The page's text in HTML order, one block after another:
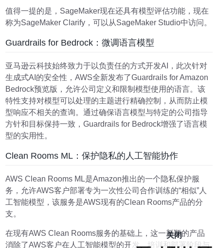
值得一提的是，SageMaker现在还具有模型评估功能，现在
称为SageMaker Clarify，可以从SageMaker Studio中访问。
Guardrails for Bedrock：微调语言模型
亚马逊云科技始终致力于以负责任的方式开发AI，此次针对
生成式AI的安全性，AWS全新发布了Guardrails for Amazon
Bedrock预览版，允许公司定义和限制模型使用的语言。该
特性支持对模型可以处理的主题进行精确控制，从而防止模
型响应不相关的查询。通过确保语言模型与特定的公司指导
方针和目标保持一致，Guardrails for Bedrock增强了语言模
型的实用性。
Clean Rooms ML：保护隐私的人工智能协作
AWS Clean Rooms ML是Amazon推出的一个隐私保护服
务，允许AWS客户部署专为一次性公司合作训练的“相似”人
工智能模型，该服务是AWS现有的Clean Rooms产品的分
支。
在现有AWS Clean Rooms服务的基础上，这一新颖的产品
消除了AWS客户在人工智能模型的开发、培训和部署阶段与
关闭